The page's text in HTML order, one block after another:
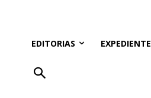
EDITORIAS EXPEDIENTE